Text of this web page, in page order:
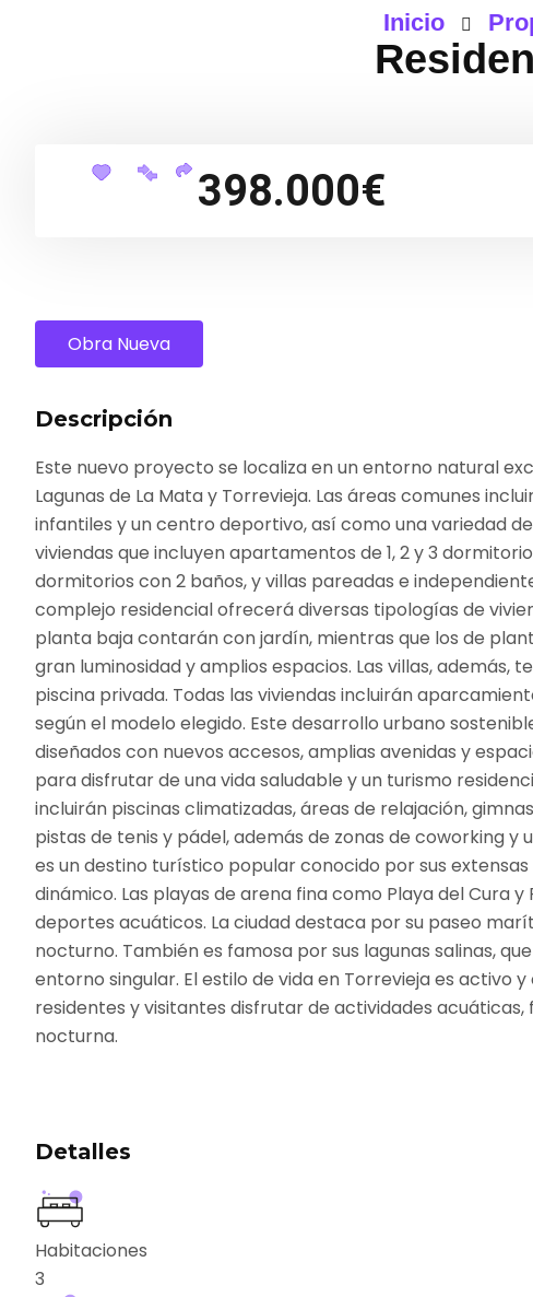
Inicio
398.000€
Obra Nueva
Descripción
Este nuevo proyecto se localiza en un entorno natural
Lagunas de La Mata y Torrevieja. Las áreas comunes
infantiles y un centro deportivo, así como una variedad
viviendas que incluyen apartamentos de 1, 2 y 3
dormitorios con 2 baños, y villas pareadas e
complejo residencial ofrecerá diversas tipologías de
planta baja contarán con jardín, mientras que los de
gran luminosidad y amplios espacios. Las villas, además,
piscina privada. Todas las viviendas incluirán
según el modelo elegido. Este desarrollo urbano
diseñados con nuevos accesos, amplias avenidas y
para disfrutar de una vida saludable y un turismo
incluirán piscinas climatizadas, áreas de relajación,
pistas de tenis y pádel, además de zonas de coworking y
es un destino turístico popular conocido por sus
dinámico. Las playas de arena fina como Playa del Cura
deportes acuáticos. La ciudad destaca por su paseo
nocturno. También es famosa por sus lagunas salinas,
entorno singular. El estilo de vida en Torrevieja es activo
residentes y visitantes disfrutar de actividades
nocturna.
Detalles
Habitaciones
3